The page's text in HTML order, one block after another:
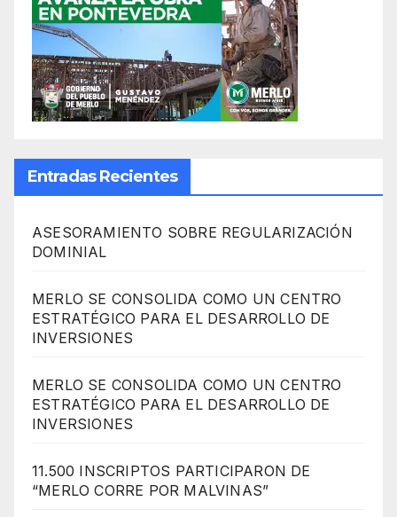
Entradas Recientes
ASESORAMIENTO SOBRE REGULARIZACIÓN
DOMINIAL
MERLO SE CONSOLIDA COMO UN CENTRO
ESTRATÉGICO PARA EL DESARROLLO DE
INVERSIONES
MERLO SE CONSOLIDA COMO UN CENTRO
ESTRATÉGICO PARA EL DESARROLLO DE
INVERSIONES
11.500 INSCRIPTOS PARTICIPARON DE
“MERLO CORRE POR MALVINAS”